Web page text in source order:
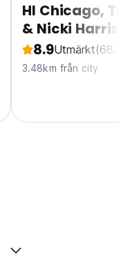
HI Chicago,
& Nicki Harris
Hostel
8.9Utmärkt(6873)
3.48km från city